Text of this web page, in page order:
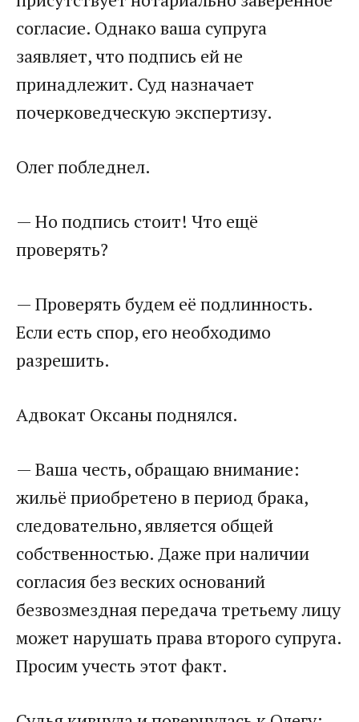
согласие. Однако ваша супруга
заявляет, что подпись ей не
принадлежит. Суд назначает
почерковедческую экспертизу.
Олег побледнел.
— Но подпись стоит! Что ещё
проверять?
— Проверять будем её подлинность.
Если есть спор, его необходимо
разрешить.
Адвокат Оксаны поднялся.
— Ваша честь, обращаю внимание:
жильё приобретено в период брака,
следовательно, является общей
собственностью. Даже при наличии
согласия без веских оснований
безвозмездная передача третьему лицу
может нарушать права второго супруга.
Просим учесть этот факт.